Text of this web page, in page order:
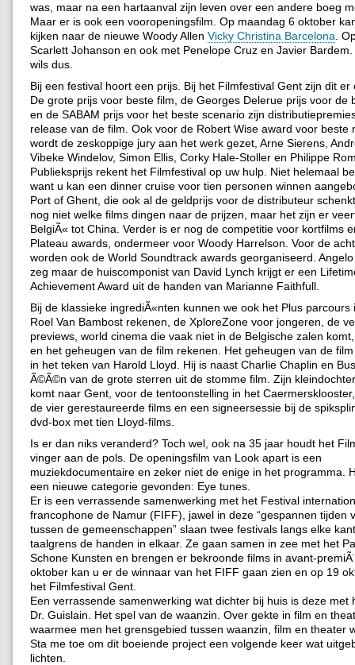
was, maar na een hartaanval zijn leven over een andere boeg
Maar er is ook een vooropeningsfilm. Op maandag 6 oktober
kijken naar de nieuwe Woody Allen Vicky Christina Barcelona .
Scarlett Johanson en ook met Penelope Cruz en Javier
wils dus.
Bij een festival hoort een prijs. Bij het Filmfestival Gent zijn dit er
De grote prijs voor beste film, de Georges Delerue prijs voor de
en de SABAM prijs voor het beste scenario zijn
release van de film. Ook voor de Robert Wise award voor beste
wordt de zeskoppige jury aan het werk gezet, Arne Sierens,
Vibeke Windelov, Simon Ellis, Corky Hale-Stoller en Philippe
Publieksprijs rekent het Filmfestival op uw hulp. Niet helemaal
want u kan een dinner cruise voor tien personen winnen
Port of Ghent, die ook al de geldprijs voor de distributeur
nog niet welke films dingen naar de prijzen, maar het zijn er
BelgiÃ« tot China. Verder is er nog de competitie voor kortfilms
Plateau awards, ondermeer voor Woody Harrelson. Voor de
worden ook de World Soundtrack awards georganiseerd.
zeg maar de huiscomponist van David Lynch krijgt er een
Achievement Award uit de handen van Marianne Faithfull.
Bij de klassieke ingrediÃ«nten kunnen we ook het Plus parcours
Roel Van Bambost rekenen, de XploreZone voor jongeren, de
previews, world cinema die vaak niet in de Belgische zalen
en het geheugen van de film rekenen. Het geheugen van de
in het teken van Harold Lloyd. Hij is naast Charlie Chaplin en
Ã©Ã©n van de grote sterren uit de stomme film. Zijn
komt naar Gent, voor de tentoonstelling in het
de vier gerestaureerde films en een signeersessie bij de
dvd-box met tien Lloyd-films.
Is er dan niks veranderd? Toch wel, ook na 35 jaar houdt het
vinger aan de pols. De openingsfilm van Look apart is een
muziekdocumentaire en zeker niet de enige in het programma.
een nieuwe categorie gevonden: Eye tunes.
Er is een verrassende samenwerking met het Festival
francophone de Namur (FIFF), jawel in deze “gespannen tijden
tussen de gemeenschappen” slaan twee festivals langs elke
taalgrens de handen in elkaar. Ze gaan samen in zee met het
Schone Kunsten en brengen er bekroonde films in avant-
oktober kan u er de winnaar van het FIFF gaan zien en op 19
het Filmfestival Gent.
Een verrassende samenwerking wat dichter bij huis is deze met
Dr. Guislain. Het spel van de waanzin. Over gekte in film en
waarmee men het grensgebied tussen waanzin, film en theater
Sta me toe om dit boeiende project een volgende keer wat
lichten.